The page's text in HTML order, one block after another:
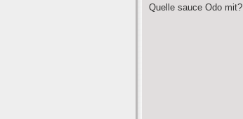
Quelle sauce Odo mit?